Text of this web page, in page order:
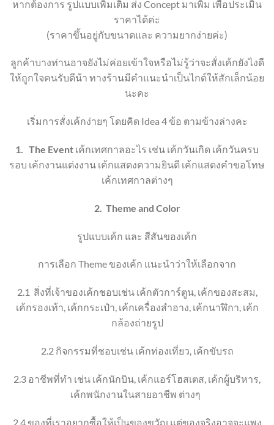
หากต้องการ รูปแบบเพิ่มเติม ส่ง Concept มาเพิ่ม เพื่อประเมิน
ราคาได้ค่ะ
(ราคาขึ้นอยู่กับขนาดและ ความยากง่ายค่ะ)
ลูกค้าบางท่านอาจยังไม่ค่อยเข้าใจหรือไม่รู้ว่าจะสั่งเค้กยังไงดี
ให้ถูกใจคนรับดีน้า ทางร้านมีคำแนะนำเป็นไกด์ให้สักเล็กน้อย
นะคะ
เริ่มการสั่งเค้กง่ายๆ โดยคิด Idea 4 ข้อ ตามข้างล่างคะ
1. The Event เค้กเทศกาลอะไร เช่น เค้กวันเกิด เค้กวันครบ
รอบ เค้กงานแต่งงาน เค้กแสดงความยินดี เค้กแสดงคำขอโทษ
เค้กเทศกาลต่างๆ
2. Theme and Color
รูปแบบเค้ก และ สีสันของเค้ก
การเลือก Theme ของเค้ก แนะนำว่าให้เลือกจาก
2.1 สิ่งที่เจ้าของเค้กชอบเช่น เค้กตัวการ์ตูน,เค้กของสะสม,
เค้กรองเท้า, เค้กกระเป๋า, เค้กเครื่องสำอาง,เค้กนาฬิกา, เค้ก
กล้องถ่ายรูป
2.2 กิจกรรมที่ชอบเช่น เค้กท่องเที่ยว, เค้กขับรถ
2.3 อาชีพที่ทำ เช่น เค้กนักบิน เค้กแอร์โฮสเตส เค้กผู้บริหาร
เค้กพนักงานในสายอาชีพ ต่างๆ
2.4 ของที่เราอยากซื้อให้เป็นของขวัญ แต่ของจริงอาจจะแพง